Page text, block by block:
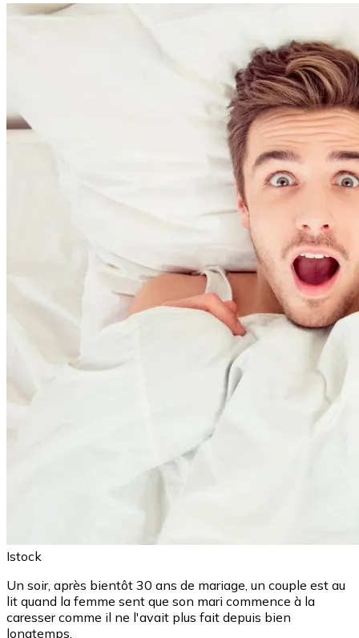
Istock
Un soir, après bientôt 30 ans de mariage, un couple est au
lit quand la femme sent que son mari commence à la
caresser comme il ne l'avait plus fait depuis bien
longtemps.